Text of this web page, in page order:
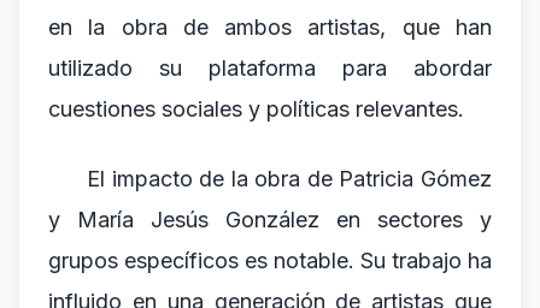
en la obra de ambos artistas, que han
utilizado su plataforma para abordar
cuestiones sociales y políticas relevantes.
El impacto de la obra de Patricia Gómez
y María Jesús González en sectores y
grupos específicos es notable. Su trabajo ha
influido en una generación de artistas que